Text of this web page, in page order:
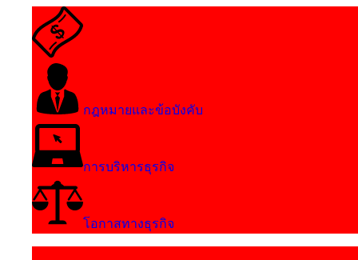
กฎหมายและข้อบังคับ
การบริหารธุรกิจ
โอกาสทางธุรกิจ